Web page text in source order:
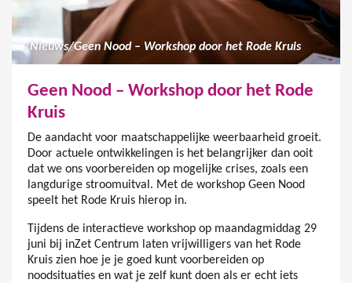
/Nieuws/Geen Nood – Workshop door het Rode Kruis
Geen Nood – Workshop door het Rode
Kruis
De aandacht voor maatschappelijke weerbaarheid groeit.
Door actuele ontwikkelingen is het belangrijker dan ooit
dat we ons voorbereiden op mogelijke crises, zoals een
langdurige stroomuitval. Met de workshop Geen Nood
speelt het Rode Kruis hierop in.
Tijdens de interactieve workshop op maandagmiddag 29
juni bij inZet Centrum laten vrijwilligers van het Rode
Kruis zien hoe je je goed kunt voorbereiden op
noodsituaties en wat je zelf kunt doen als er echt iets